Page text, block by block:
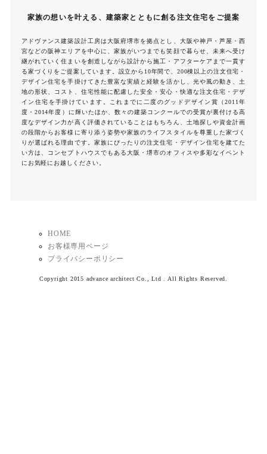
家族の想いを叶える、建築家とともに創る注文住宅をご提案
アドヴァンス建築設計工房は大阪府堺市を拠点とし、大阪や神戸・芦屋・西
宮などの阪神エリアを中心に、家族がいつまでも笑顔で暮らせ、未来へ受け
継がれていく住まいを創造しながら設計から施工・アフターケアまで一貫す
る家づくりをご提案しています。設立から10年間で、200棟以上の注文住宅・
デザイン住宅を手掛けてきた豊富な実績と経験を活かし、光や風の動き、土
地の形状、コスト、住宅性能に配慮した安全・安心・快適な注文住宅・デザ
イン住宅を手掛けています。これまでに二度のグッドデザイン賞（2011年
度・2014年度）に輝いたほか、数々の建築コンクールでの受賞が裏付ける高
度なデザイン力が高く評価されていることはもちろん、土地探しや資金計画
の段階からお客様に寄り添う姿勢や家族のライフスタイルを尊重した家づく
りが選ばれる理由です。家族にぴったりの注文住宅・デザイン住宅を建てた
い方は、コンセプトハウスでもある大阪・堺市のオフィスや多彩なイベント
にお気軽にお越しください。
HOME
お客様専用ページ
プライバシーポリシー
Copyright 2015 advance architect Co., Ltd . All Rights Reserved.